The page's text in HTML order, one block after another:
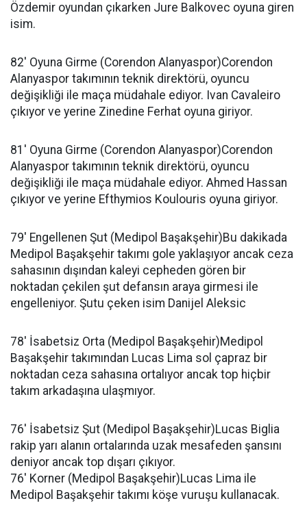
Özdemir oyundan çıkarken Jure Balkovec oyuna giren
isim.
82' Oyuna Girme (Corendon Alanyaspor)Corendon
Alanyaspor takımının teknik direktörü, oyuncu
değişikliği ile maça müdahale ediyor. Ivan Cavaleiro
çıkıyor ve yerine Zinedine Ferhat oyuna giriyor.
81' Oyuna Girme (Corendon Alanyaspor)Corendon
Alanyaspor takımının teknik direktörü, oyuncu
değişikliği ile maça müdahale ediyor. Ahmed Hassan
çıkıyor ve yerine Efthymios Koulouris oyuna giriyor.
79' Engellenen Şut (Medipol Başakşehir)Bu dakikada
Medipol Başakşehir takımı gole yaklaşıyor ancak ceza
sahasının dışından kaleyi cepheden gören bir
noktadan çekilen şut defansın araya girmesi ile
engelleniyor. Şutu çeken isim Danijel Aleksic
78' İsabetsiz Orta (Medipol Başakşehir)Medipol
Başakşehir takımından Lucas Lima sol çapraz bir
noktadan ceza sahasına ortalıyor ancak top hiçbir
takım arkadaşına ulaşmıyor.
76' İsabetsiz Şut (Medipol Başakşehir)Lucas Biglia
rakip yarı alanın ortalarında uzak mesafeden şansını
deniyor ancak top dışarı çıkıyor.
76' Korner (Medipol Başakşehir)Lucas Lima ile
Medipol Başakşehir takımı köşe vuruşu kullanacak.